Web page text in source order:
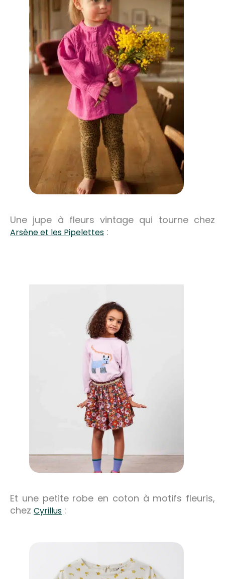
Une jupe à fleurs vintage qui tourne chez
Arsène et les Pipelettes :
Et une petite robe en coton à motifs fleuris,
chez Cyrillus :